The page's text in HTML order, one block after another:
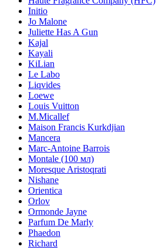
Initio
Jo Malone
Juliette Has A Gun
Kajal
Kayali
KiLian
Le Labo
Liqvides
Loewe
Louis Vuitton
M.Micallef
Maison Francis Kurkdjian
Mancera
Marc-Antoine Barrois
Montale (100 мл)
Moresque Aristoqrati
Nishane
Orientica
Orlov
Ormonde Jayne
Parfum De Marly
Phaedon
Richard